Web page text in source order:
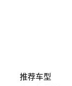
推荐车型